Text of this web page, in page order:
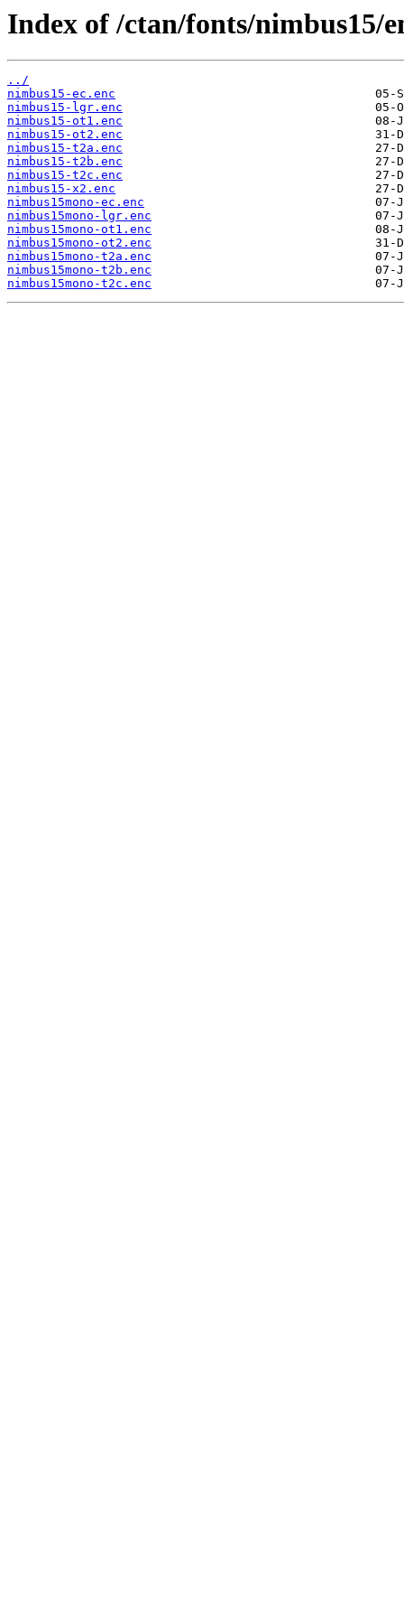
Index of /ctan/fonts/nimbus15/
../
nimbus15-ec.enc
nimbus15-lgr.enc
nimbus15-ot1.enc
nimbus15-ot2.enc
nimbus15-t2a.enc
nimbus15-t2b.enc
nimbus15-t2c.enc
nimbus15-x2.enc
nimbus15mono-ec.enc
nimbus15mono-lgr.enc
nimbus15mono-ot1.enc
nimbus15mono-ot2.enc
nimbus15mono-t2a.enc
nimbus15mono-t2b.enc
nimbus15mono-t2c.enc